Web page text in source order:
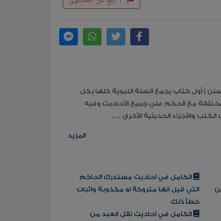
) أول كتاب يجمع السنة النبوية كلها بكل
مع الحكم علي جميع الأحاديث وفيه
المزيد
الكامل في احاديث مستدرك الحاكم
التي قيل انها متروكة او مكذوبة واثبات
خطأ ذلك
الكامل في احاديث نقل العبد من